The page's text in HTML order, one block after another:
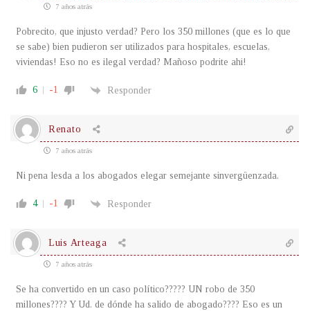
7 años atrás
Pobrecito, que injusto verdad? Pero los 350 millones (que es lo que
se sabe) bien pudieron ser utilizados para hospitales, escuelas,
viviendas! Eso no es ilegal verdad? Mañoso podrite ahi!
6 -1 Responder
Renato
7 años atrás
Ni pena lesda a los abogados elegar semejante sinvergüenzada.
4 -1 Responder
Luis Arteaga
7 años atrás
Se ha convertido en un caso político????? UN robo de 350
millones???? Y Ud. de dónde ha salido de abogado???? Eso es un